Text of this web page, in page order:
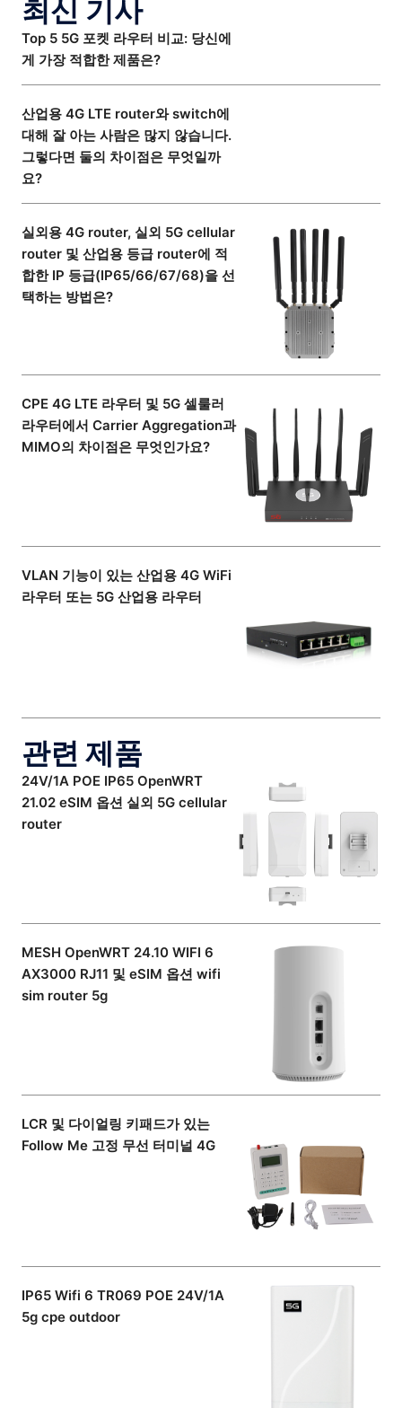
최신 기사
Top 5 5G 포켓 라우터 비교: 당신에
게 가장 적합한 제품은?
산업용 4G LTE router와 switch에
대해 잘 아는 사람은 많지 않습니다.
그렇다면 둘의 차이점은 무엇일까
요?
실외용 4G router, 실외 5G cellular
router 및 산업용 등급 router에 적
합한 IP 등급(IP65/66/67/68)을 선
택하는 방법은?
CPE 4G LTE 라우터 및 5G 셀룰러
라우터에서 Carrier Aggregation과
MIMO의 차이점은 무엇인가요?
VLAN 기능이 있는 산업용 4G WiFi
라우터 또는 5G 산업용 라우터
관련 제품
24V/1A POE IP65 OpenWRT
21.02 eSIM 옵션 실외 5G cellular
router
MESH OpenWRT 24.10 WIFI 6
AX3000 RJ11 및 eSIM 옵션 wifi
sim router 5g
LCR 및 다이얼링 키패드가 있는
Follow Me 고정 무선 터미널 4G
IP65 Wifi 6 TR069 POE 24V/1A
5g cpe outdoor